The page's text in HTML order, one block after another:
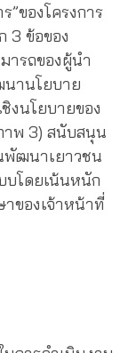
”ของโครงการ
3 ข้อของ
ารถของผู้นำ
นานโยบาย
งนโยบายของ
าพ 3) สนับสนุน
พัฒนาเยาวชน
บโดยเน้นหนัก
ของเจ้าหน้าที่